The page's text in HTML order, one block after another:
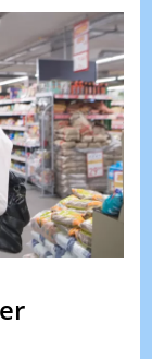
LOLGULP
LOVE
WOW
POP
NEWS
STORIE
VIDEO
& TV
QUIZ
TEST